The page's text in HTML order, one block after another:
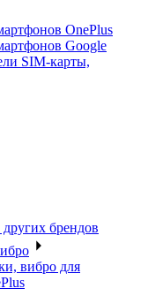
OnePlus
Google
SIM-карты,
брендов
вибро для